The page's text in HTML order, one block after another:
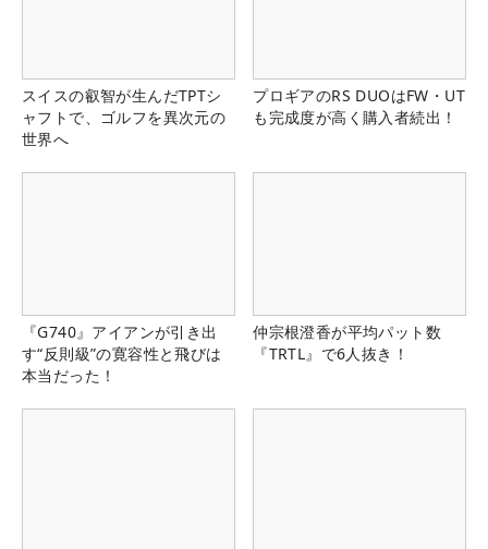
スイスの叡智が生んだTPTシ
ャフトで、ゴルフを異次元の
世界へ
プロギアのRS DUOはFW・UT
も完成度が高く購入者続出！
『G740』アイアンが引き出
す“反則級”の寛容性と飛びは
本当だった！
仲宗根澄香が平均パット数
『TRTL』で6人抜き！